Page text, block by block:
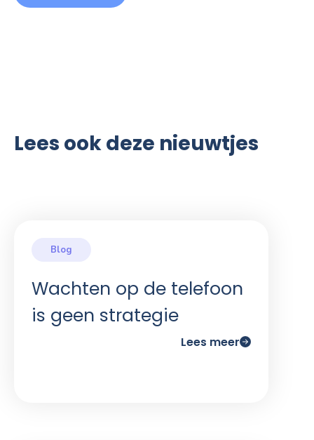
Lees ook deze nieuwtjes
Wachten op de telefoon
is geen strategie
Lees meer